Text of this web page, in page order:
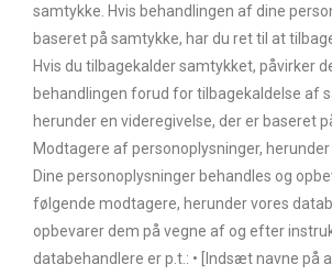
samtykke. Hvis behandlingen af dine
baseret på samtykke, har du ret til at
Hvis du tilbagekalder samtykket, påvirker
behandlingen forud for tilbagekaldelse af
herunder en videregivelse, der er baseret
Modtagere af personoplysninger,
Dine personoplysninger behandles og
følgende modtagere, herunder vores
opbevarer dem på vegne af og efter
databehandlere er p.t.: • [Indsæt navne på